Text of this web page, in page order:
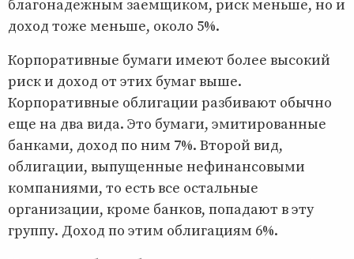
благонадежным заемщиком, риск меньше, но и
доход тоже меньше, около 5%.
Корпоративные бумаги имеют более высокий
риск и доход от этих бумаг выше.
Корпоративные облигации разбивают обычно
еще на два вида. Это бумаги, эмитированные
банками, доход по ним 7%. Второй вид,
облигации, выпущенные нефинансовыми
компаниями, то есть все остальные
организации, кроме банков, попадают в эту
группу. Доход по этим облигациям 6%.